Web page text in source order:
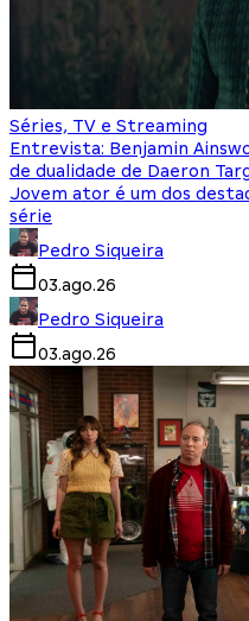
Séries, TV e Streaming
Entrevista: Benjamin
de dualidade de Daeron
Jovem ator é um dos
série
Pedro Siqueira
03.ago.26
Pedro Siqueira
03.ago.26